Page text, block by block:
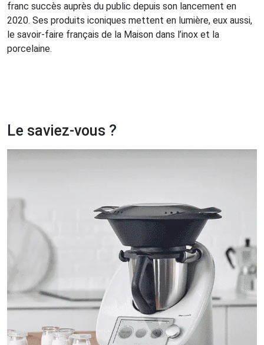
franc succès auprès du public depuis son lancement en
2020. Ses produits iconiques mettent en lumière, eux aussi,
le savoir-faire français de la Maison dans l’inox et la
porcelaine.
Le saviez-vous ?